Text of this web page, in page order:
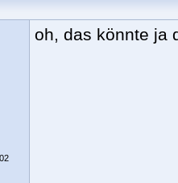
oh, das könnte ja